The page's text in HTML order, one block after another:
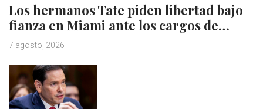
Los hermanos Tate piden libertad bajo
fianza en Miami ante los cargos de…
7 agosto, 2026